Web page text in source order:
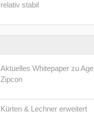
relativ stabil
Aktuelles Whitepaper zu
Zipcon
Kürten & Lechner erweitert